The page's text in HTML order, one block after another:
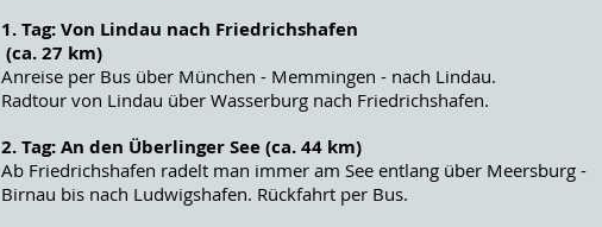
1. Tag: Von Lindau nach Friedrichshafen
(ca. 27 km)
Anreise per Bus über München - Memmingen - nach Lindau.
Radtour von Lindau über Wasserburg nach Friedrichshafen.
2. Tag: An den Überlinger See (ca. 44 km)
Ab Friedrichshafen radelt man immer am See entlang über Meersburg -
Birnau bis nach Ludwigshafen. Rückfahrt per Bus.